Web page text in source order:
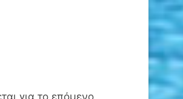
για το επόμενο